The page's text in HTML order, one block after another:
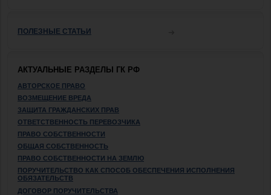
ПОЛЕЗНЫЕ СТАТЬИ
АКТУАЛЬНЫЕ РАЗДЕЛЫ ГК РФ
АВТОРСКОЕ ПРАВО
ВОЗМЕЩЕНИЕ ВРЕДА
ЗАЩИТА ГРАЖДАНСКИХ ПРАВ
ОТВЕТСТВЕННОСТЬ ПЕРЕВОЗЧИКА
ПРАВО СОБСТВЕННОСТИ
ОБЩАЯ СОБСТВЕННОСТЬ
ПРАВО СОБСТВЕННОСТИ НА ЗЕМЛЮ
ПОРУЧИТЕЛЬСТВО КАК СПОСОБ ОБЕСПЕЧЕНИЯ ИСПОЛНЕНИЯ
ОБЯЗАТЕЛЬСТВ
ДОГОВОР ПОРУЧИТЕЛЬСТВА